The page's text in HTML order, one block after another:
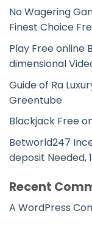
No Wagering
Finest Choice
Play Free online
dimensional
Guide of Ra
Greentube
Blackjack Free
Betworld247
deposit Needed,
Recent
A WordPress